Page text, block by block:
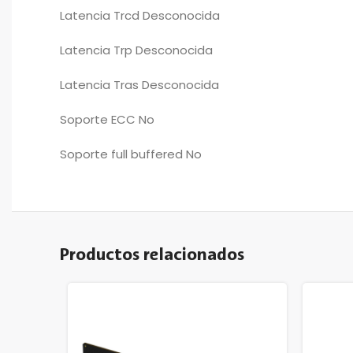
Latencia Trcd Desconocida
Latencia Trp Desconocida
Latencia Tras Desconocida
Soporte ECC No
Soporte full buffered No
Productos relacionados